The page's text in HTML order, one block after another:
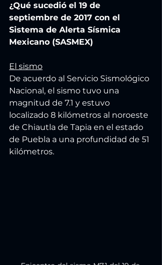
¿Qué sucedió el 19 de
septiembre de 2017 con el
Sistema de Alerta Sísmica
Mexicano (SASMEX)
El sismo
De acuerdo al Servicio Sismológico
Nacional, el sismo tuvo una
magnitud de 7.1 y estuvo
localizado 8 kilómetros al noroeste
de Chiautla de Tapia en el estado
de Puebla a una profundidad de 51
kilómetros.